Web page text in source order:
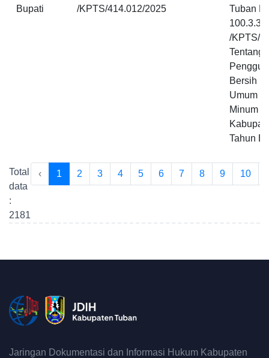
Bupati
/KPTS/414.012/2025
Tuban
/KPTS/
Tentang
Bersih
Umum
Minum
Tahun
Total
data
:
2181
‹ 1 2 3 4 5 6 7 8 9 10
Jaringan Dokumentasi dan Informasi Hukum Kabupaten